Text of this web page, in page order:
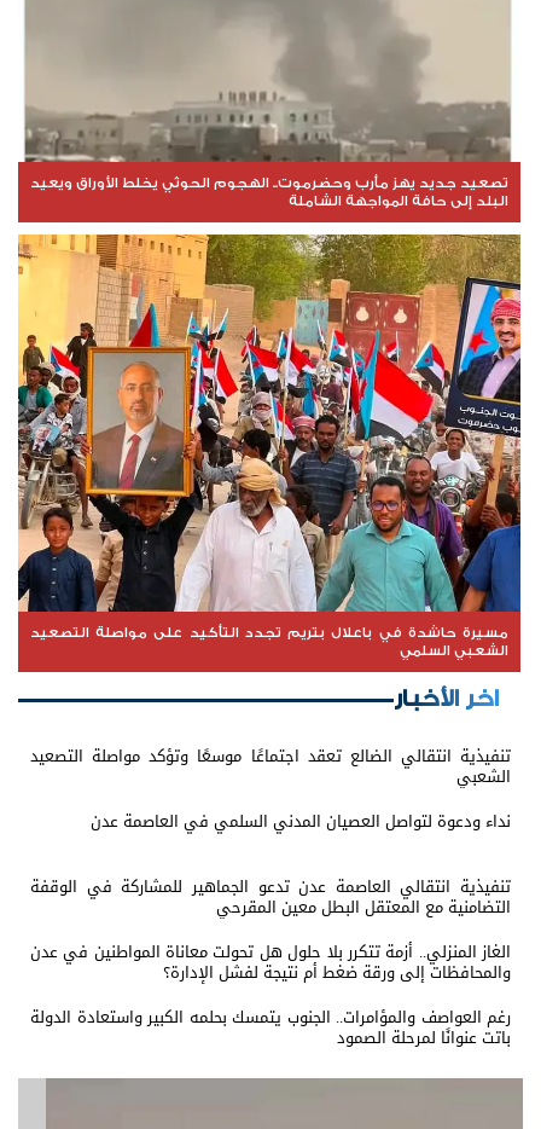
تصعيد جديد يهز مأرب وحضرموت.. الهجوم الحوثي يخلط الأوراق ويعيد
البلد إلى حافة المواجهة الشاملة
مسيرة حاشدة في باعلال بتريم تجدد التأكيد على مواصلة التصعيد
الشعبي السلمي
اخر الأخبار
تنفيذية انتقالي الضالع تعقد اجتماعًا موسعًا وتؤكد مواصلة التصعيد
الشعبي
نداء ودعوة لتواصل العصيان المدني السلمي في العاصمة عدن
تنفيذية انتقالي العاصمة عدن تدعو الجماهير للمشاركة في الوقفة
التضامنية مع المعتقل البطل معين المقرحي
الغاز المنزلي.. أزمة تتكرر بلا حلول هل تحولت معاناة المواطنين في عدن
والمحافظات إلى ورقة ضغط أم نتيجة لفشل الإدارة؟
رغم العواصف والمؤامرات.. الجنوب يتمسك بحلمه الكبير واستعادة الدولة
باتت عنوانًا لمرحلة الصمود